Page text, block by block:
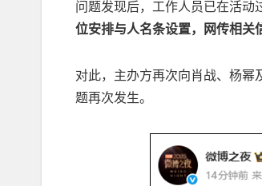
问题发现后，工作人员已在活动
位安排与人名条设置，网传相关
对此，主办方再次向肖战、杨幂
题再次发生。